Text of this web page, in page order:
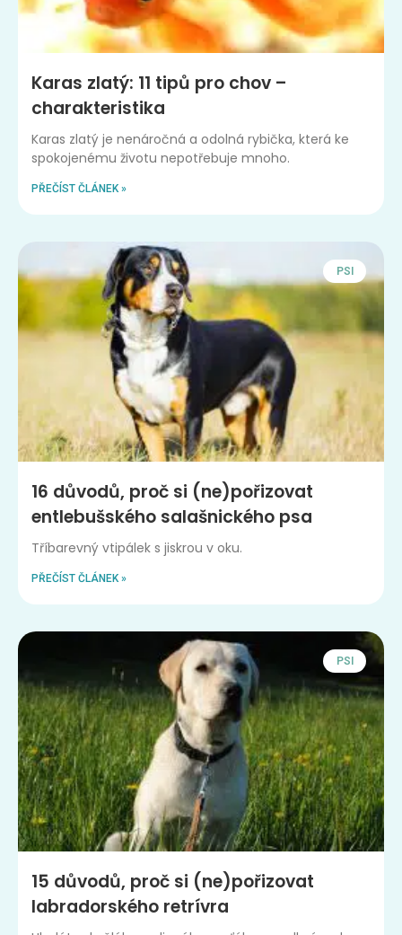
Karas zlatý: 11 tipů pro chov –
charakteristika
Karas zlatý je nenáročná a odolná rybička, která ke
spokojenému životu nepotřebuje mnoho.
PŘEČÍST ČLÁNEK »
PSI
16 důvodů, proč si (ne)pořizovat
entlebušského salašnického psa
Tříbarevný vtipálek s jiskrou v oku.
PŘEČÍST ČLÁNEK »
PSI
15 důvodů, proč si (ne)pořizovat
labradorského retrívra